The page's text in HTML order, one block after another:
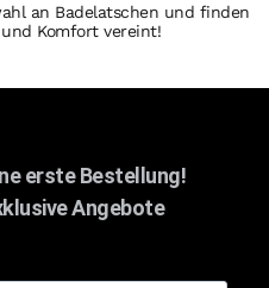
an Badelatschen und finden
Komfort vereint!
erste Bestellung!
Angebote